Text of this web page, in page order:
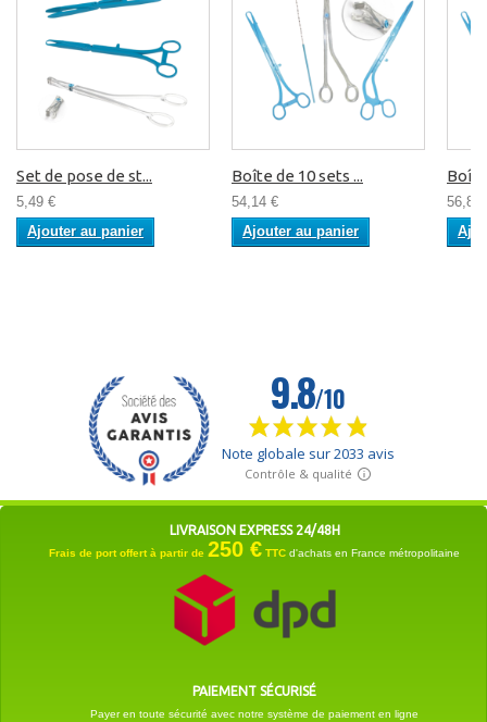
Set de pose de st...
5,49 €
Ajouter au panier
Boîte de 10 sets ...
54,14 €
Ajouter au panier
56,85
LIVRAISON EXPRESS 24/48H
Frais de port offert à partir de 250 € TTC d'achats en France métropolitaine
PAIEMENT SÉCURISÉ
Payer en toute sécurité avec notre système de paiement en ligne